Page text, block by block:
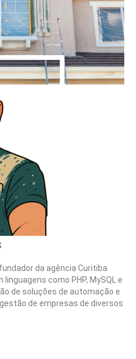
da agência Curitiba
como PHP, MySQL e
de soluções de automação e
de empresas de diversos